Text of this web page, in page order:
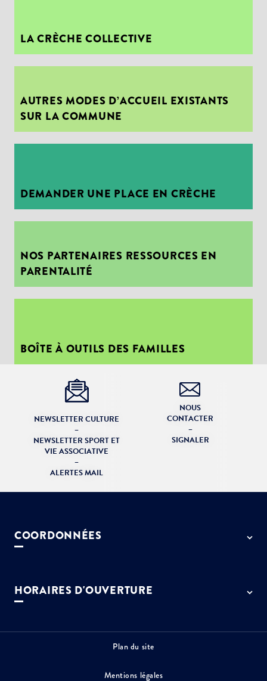
LA CRÈCHE COLLECTIVE
AUTRES MODES D’ACCUEIL EXISTANTS
SUR LA COMMUNE
DEMANDER UNE PLACE EN CRÈCHE
NOS PARTENAIRES RESSOURCES EN
PARENTALITÉ
BOÎTE À OUTILS DES FAMILLES
NEWSLETTER CULTURE
–
NEWSLETTER SPORT ET
VIE ASSOCIATIVE
–
ALERTES MAIL
NOUS
CONTACTER
–
SIGNALER
COORDONNÉES
01 64 13 55 55
HORAIRES D'OUVERTURE
de 9h à 12h et de 14h à 17h30
Plan du site
Mentions légales
Choisissez votre abonnement :
Newsletter Sport et Vie associative